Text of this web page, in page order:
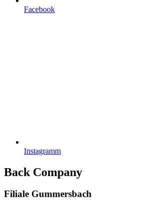
Facebook
Instagramm
Back Company
Filiale Gummersbach